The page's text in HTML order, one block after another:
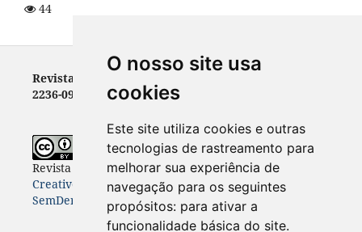
O nosso site usa
cookies
Este site utiliza cookies e outras
tecnologias de rastreamento para
melhorar sua experiência de
navegação para os seguintes
propósitos: para ativar a
funcionalidade básica do site.
44
Revista Letras - ISSN 0100-0888 (versão impressa) e
2236-0999 (versão eletrônica)
Revista Letrasestá licenciada com uma Licença
Creative Commons Atribuição-NãoComercial-
SemDerivações 4.0 Internacional .